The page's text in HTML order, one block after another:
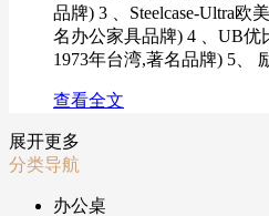
品牌) 3 、Steelcase-Ultra欧
名办公家具品牌) 4 、UB优
1973年台湾,著名品牌) 5、
查看全文
展开更多
分类导航
办公桌